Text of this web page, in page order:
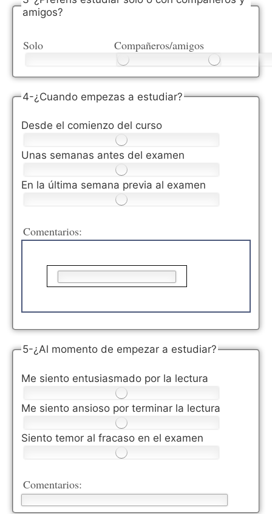
amigos?
Solo Compañeros/amigos
4-¿Cuando empezas a estudiar?
Desde el comienzo del curso
Unas semanas antes del examen
En la última semana previa al examen
Comentarios:
5-¿Al momento de empezar a estudiar?
Me siento entusiasmado por la lectura
Me siento ansioso por terminar la lectura
Siento temor al fracaso en el examen
Comentarios: